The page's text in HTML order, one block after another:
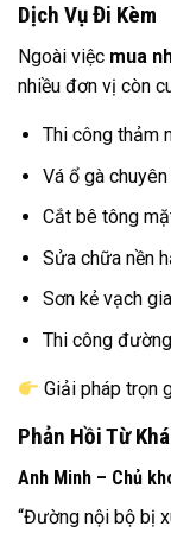
Dịch Vụ Đi Kèm
Ngoài việc mua
nhiều đơn vị còn
Thi công thảm
Vá ổ gà
Cắt bê tông
Sửa chữa nền
Sơn kẻ vạch
Thi công
Giải pháp trọn
Phản Hồi Từ
Anh Minh – Chủ
“Đường nội bộ bị